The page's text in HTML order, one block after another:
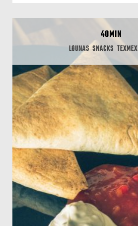
40MIN
LOUNAS SNACKS TEXMEX